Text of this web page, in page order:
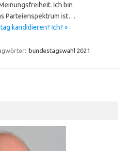
Ich bin
Parteienspektrum ist…
kandidieren? Ich? »
bundestagswahl 2021